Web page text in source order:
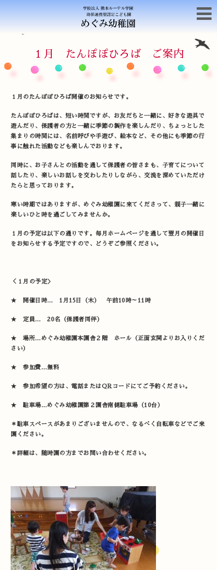
１月 たんぽぽひろば ご案内
１月のたんぽぽひろば開催のお知らせです。
たんぽぽひろばは、短い時間ですが、お友だちと一緒に、好きな遊具で
遊んだり、保護者の方と一緒に季節の製作を楽しんだり、ちょっとした
集まりの時間には、名前呼びや手遊び、絵本など、その他にも季節の行
事に触れた活動なども楽しんでおります。
同時に、お子さんとの活動を通して保護者の皆さまも、子育てについて
話したり、楽しいお話しを交わしたりしながら、交流を深めていただけ
たらと思っております。
寒い時期ではありますが、めぐみ幼稚園に来てくださって、親子一緒に
楽しいひと時を過ごしてみませんか。
１月の予定は以下の通りです。毎月ホームページを通して翌月の開催日
をお知らせする予定ですので、どうぞご参照ください。
＜１月の予定＞
★ 開催日時… 1月15日（木） 午前10時～11時
★ 定員… 20名（保護者同伴）
★ 場所…めぐみ幼稚園本園舎２階 ホール（正面玄関よりお入りくだ
さい）
★ 参加費…無料
★ 参加希望の方は、電話またはQRコードにてご予約ください。
★ 駐車場…めぐみ幼稚園第２園舎南側駐車場（10台）
＊駐車スペースがあまりございませんので、なるべく自転車などでご来
園ください。
＊詳細は、随時園の方までお問い合わせください。